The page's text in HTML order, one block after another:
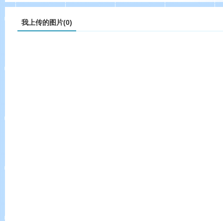
我上传的图片(0)